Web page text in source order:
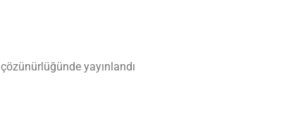
çözünürlüğünde yayınlandı